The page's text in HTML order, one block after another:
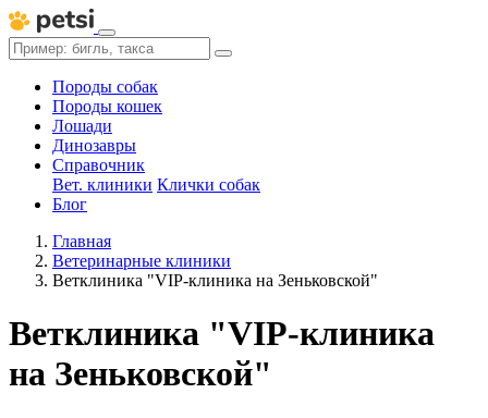
Породы собак
Породы кошек
Лошади
Динозавры
Справочник
Вет. клиники Клички собак
Блог
Главная
Ветеринарные клиники
Ветклиника "VIP-клиника на Зеньковской"
Ветклиника "VIP-клиника
на Зеньковской"